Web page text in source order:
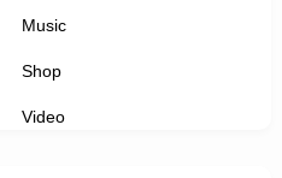
Music
Shop
Video